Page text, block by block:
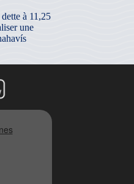
à 11,25
une